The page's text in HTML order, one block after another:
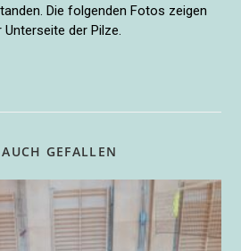
Die folgenden Fotos zeigen
der Pilze.
GEFALLEN